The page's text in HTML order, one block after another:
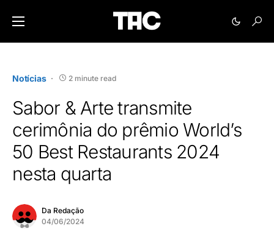
Notícias 2 minute read
Sabor & Arte transmite
cerimônia do prêmio World’s
50 Best Restaurants 2024
nesta quarta
Da Redação
04/06/2024